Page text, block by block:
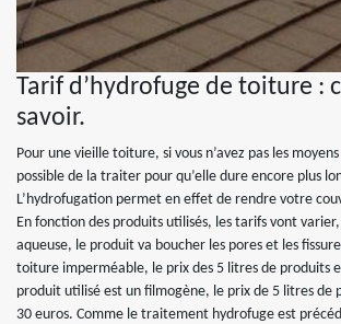
Tarif d’hydrofuge de toiture :
savoir.
Pour une vieille toiture, si vous n’avez pas les
possible de la traiter pour qu’elle dure encore plus
L’hydrofugation permet en effet de rendre votre
En fonction des produits utilisés, les tarifs vont
aqueuse, le produit va boucher les pores et les
toiture imperméable, le prix des 5 litres de produits
produit utilisé est un filmogène, le prix de 5 litres de
30 euros. Comme le traitement hydrofuge est